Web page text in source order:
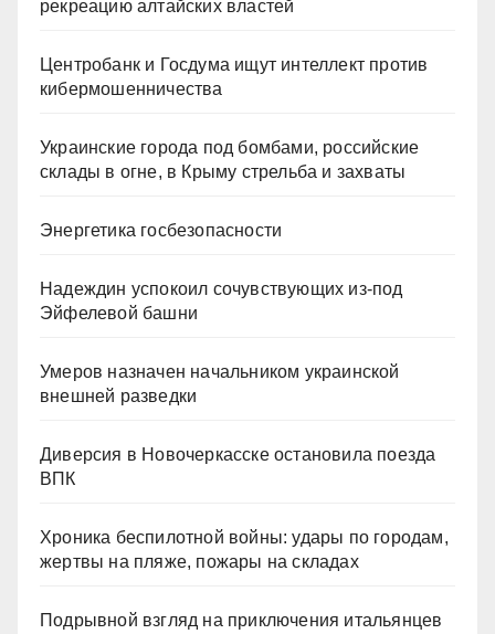
рекреацию алтайских властей
Центробанк и Госдума ищут интеллект против
кибермошенничества
Украинские города под бомбами, российские
склады в огне, в Крыму стрельба и захваты
Энергетика госбезопасности
Надеждин успокоил сочувствующих из-под
Эйфелевой башни
Умеров назначен начальником украинской
внешней разведки
Диверсия в Новочеркасске остановила поезда
ВПК
Хроника беспилотной войны: удары по городам,
жертвы на пляже, пожары на складах
Подрывной взгляд на приключения итальянцев